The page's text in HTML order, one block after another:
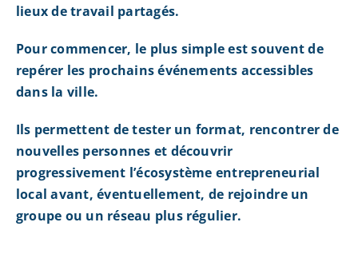
lieux de travail partagés.
Pour commencer, le plus simple est souvent de
repérer les prochains événements accessibles
dans la ville.
Ils permettent de tester un format, rencontrer de
nouvelles personnes et découvrir
progressivement l’écosystème entrepreneurial
local avant, éventuellement, de rejoindre un
groupe ou un réseau plus régulier.